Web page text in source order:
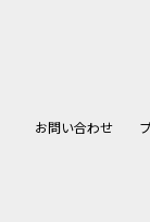
お問い合わせ